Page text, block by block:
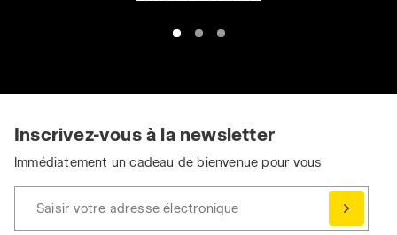
Inscrivez-vous à la newsletter
Immédiatement un cadeau de bienvenue pour vous
Saisir votre adresse électronique